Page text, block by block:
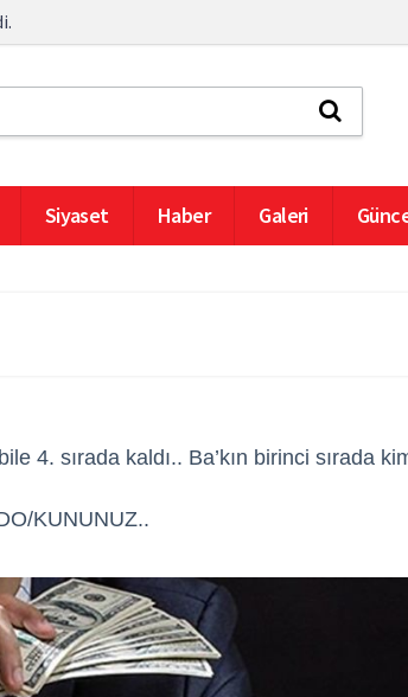
Siyaset Haber Galeri
4. sırada kaldı.. Ba’kın birinci sırada
KUNUNUZ..